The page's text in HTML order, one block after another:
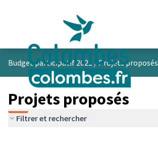
Budget participatif 2021 /Projets proposés
Projets proposés
Filtrer et rechercher